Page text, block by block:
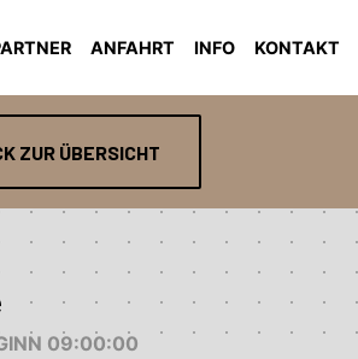
ANFAHRT INFO KONTAKT
ZUR ÜBERSICHT
09:00:00